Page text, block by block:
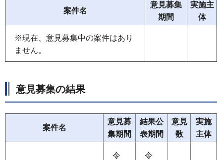
案件名
意見募集
期間
実施主
体
※現在、意見募集中の案件はあり
ません。
意見募集の結果
案件名
意見募
集期間
結果公
表期間
意見
数
実施
主体
令
令